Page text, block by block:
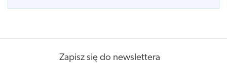
Zapisz się do newslettera